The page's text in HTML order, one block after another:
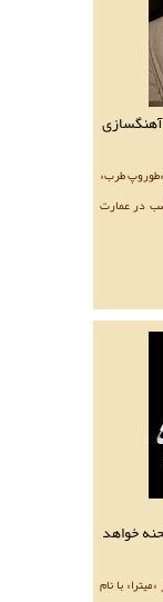
طرب»
در عمارت
خواهد
با نام